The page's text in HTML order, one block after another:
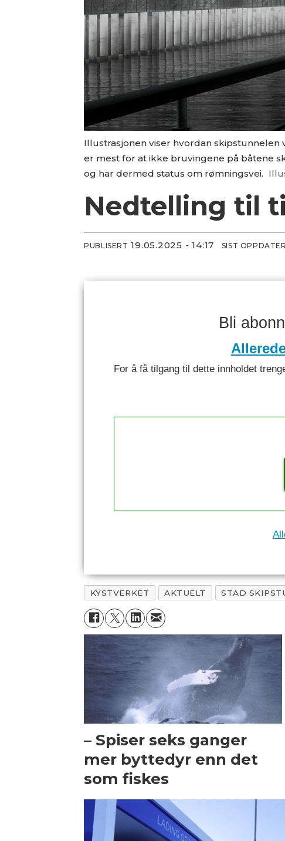
Illustrasjonen viser hvordan
er mest for at ikke bruvingene på båtene
og har dermed status om rømningsvei.
Nedtelling til
PUBLISERT 19.05.2025 - 14:17 SIST
Bli
For å få tilgang til dette innholdet
KYSTVERKET AKTUELT STAD
– Spiser seks ganger
mer byttedyr enn det
som fiskes